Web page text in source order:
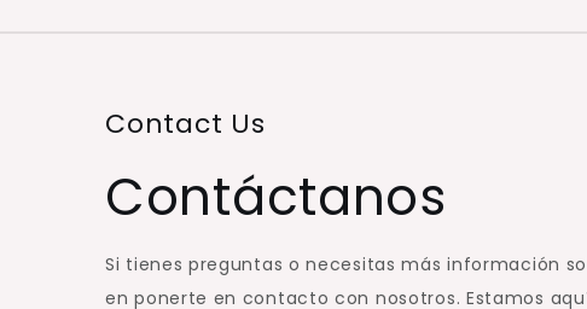
Contact Us
Contáctanos
Si tienes preguntas o necesitas más información
en ponerte en contacto con nosotros. Estamos